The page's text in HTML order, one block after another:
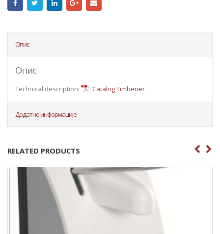
Опис
Опис
Technical description: Catalog Timbener
Додатне информације
RELATED PRODUCTS